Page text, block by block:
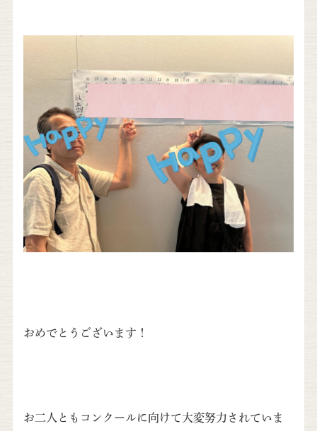
おめでとうございます！
お二人ともコンクールに向けて大変努力されていま